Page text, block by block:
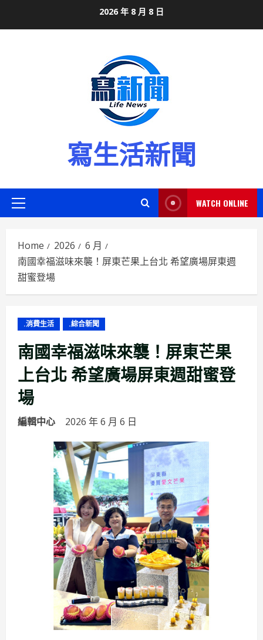
2026 年 8 月 8 日
寫生活新聞
Primary
WATCH ONLINE
Home 2026
6 月
南國幸福滋味來襲！屏東芒果上台北 希望廣場屏東週
甜蜜登場
.消費生活 .綜合新聞
南國幸福滋味來襲！屏東芒果
上台北 希望廣場屏東週甜蜜登
場
編輯中心 2026 年 6 月 6 日